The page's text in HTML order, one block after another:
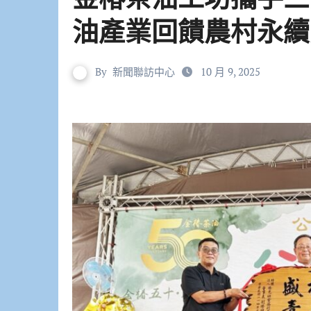
油產業回饋農村永
By 新聞聯訪中心 10 月 9, 2025